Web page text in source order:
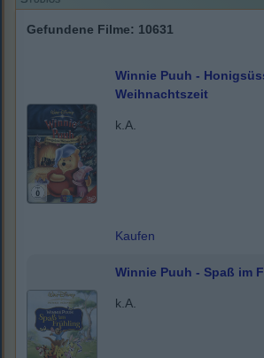
Gefundene Filme: 10631
Winnie Puuh -
Weihnachtszeit
k.A.
Kaufen
Winnie Puuh - Spaß im
k.A.